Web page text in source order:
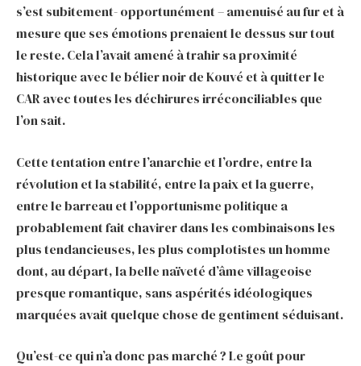
s’est subitement- opportunément – amenuisé au fur et à
mesure que ses émotions prenaient le dessus sur tout
le reste. Cela l’avait amené à trahir sa proximité
historique avec le bélier noir de Kouvé et à quitter le
CAR avec toutes les déchirures irréconciliables que
l’on sait.
Cette tentation entre l’anarchie et l’ordre, entre la
révolution et la stabilité, entre la paix et la guerre,
entre le barreau et l’opportunisme politique a
probablement fait chavirer dans les combinaisons les
plus tendancieuses, les plus complotistes un homme
dont, au départ, la belle naïveté d’âme villageoise
presque romantique, sans aspérités idéologiques
marquées avait quelque chose de gentiment séduisant.
Qu’est-ce qui n’a donc pas marché ? Le goût pour